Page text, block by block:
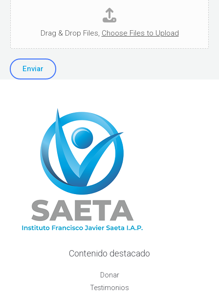
Drag & Drop Files, Choose Files to Upload
Enviar
Contenido destacado
Donar
Testimonios